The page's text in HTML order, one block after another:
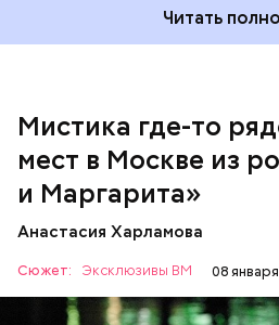
Читать
Мистика где-то
мест в Москве из
и Маргарита»
Анастасия Харламова
Сюжет: Эксклюзивы ВМ 08
На данный момент квартира
стала Музеем Булгакова. В
атмосфера жизни и быта
количеством вещей, которые
роману.